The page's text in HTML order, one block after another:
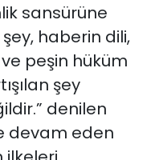
sansürüne
haberin dili,
peşin hüküm
şey
denilen
devam eden